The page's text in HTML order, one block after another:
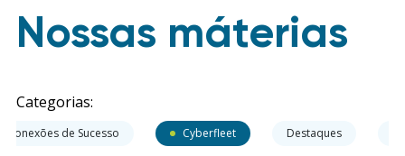
Nossas máterias
Categorias:
Conexões de Sucesso Cyberfleet Destaques